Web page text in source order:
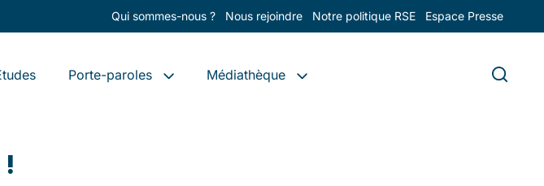
Qui sommes-nous ? Nous rejoindre Notre politique RSE Espace Presse
Porte-paroles Médiathèque